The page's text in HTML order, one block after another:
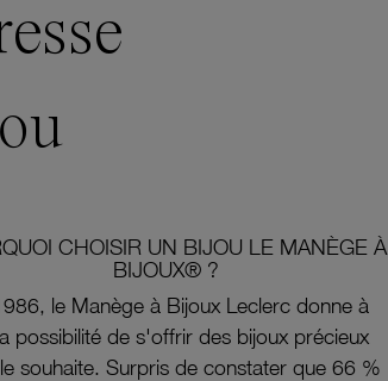
CHOISIR UN BIJOU LE MANÈGE À
BIJOUX® ?
le Manège à Bijoux Leclerc donne à
possibilité de s'offrir des bijoux précieux
souhaite. Surpris de constater que 66 %